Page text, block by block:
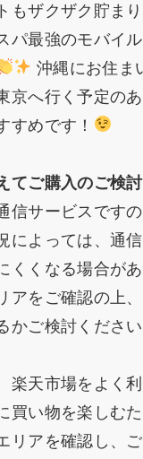
もザクザク貯ま
パ最強のモバイ
沖縄にお住ま
京へ行く予定の
すめです！
てご購入のご検
信サービスです
によっては、通
くくなる場合が
アをご確認の上
かご検討ください
楽天市場をよく
買い物を楽しむ
リアを確認し、